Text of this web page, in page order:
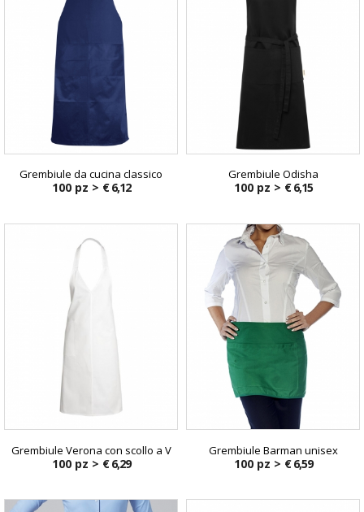
Grembiule da cucina classico
100 pz > € 6,12
Grembiule Odisha
100 pz > € 6,15
Grembiule Verona con scollo a V
100 pz > € 6,29
Grembiule Barman unisex
100 pz > € 6,59